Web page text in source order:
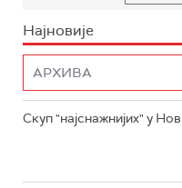
Најновије
Скуп "најснажнијих" у